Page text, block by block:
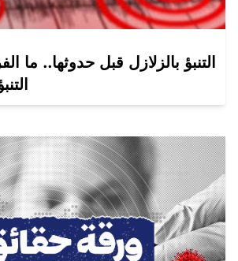
التنبؤ بالزلازل قبل حدوثها.. ما